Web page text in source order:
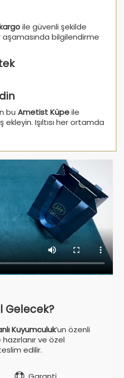
ile güvenli şekilde
bilgilendirme
bu Ametist Küpeile
ekleyin. Işıltısı her ortamda
Gelecek?
Kuyumculuk’un özenli
ve özel
edilir.